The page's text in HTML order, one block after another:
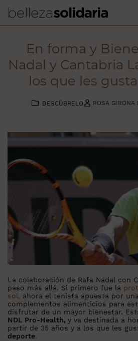
En forma y
Nadal y Cantabria
los que les
DESCÚBRELO ROSA GIRONA
La colaboración de Rafa Nadal con
paso más allá. Si primero fue la
sol, ahora el tenista apuesta por
complementos alimenticios para
disfrutar de un mayor bienestar.
NDL Pro-Health, y va destinada a
partir de 35 años y a los que les
deporte.